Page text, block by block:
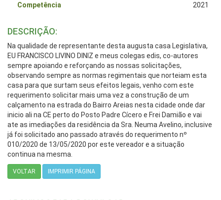
Competência 2021
DESCRIÇÃO:
Na qualidade de representante desta augusta casa Legislativa,
EU FRANCISCO LIVINO DINIZ e meus colegas edis, co-autores
sempre apoiando e reforçando as nossas solicitações,
observando sempre as normas regimentais que norteiam esta
casa para que surtam seus efeitos legais, venho com este
requerimento solicitar mais uma vez a construção de um
calçamento na estrada do Bairro Areias nesta cidade onde dar
inicio ali na CE perto do Posto Padre Cícero e Frei Damião e vai
ate as imediações da residência da Sra. Neuma Avelino, inclusive
já foi solicitado ano passado através do requerimento nº
010/2020 de 13/05/2020 por este vereador e a situação
continua na mesma.
VOLTAR IMPRIMIR PÁGINA